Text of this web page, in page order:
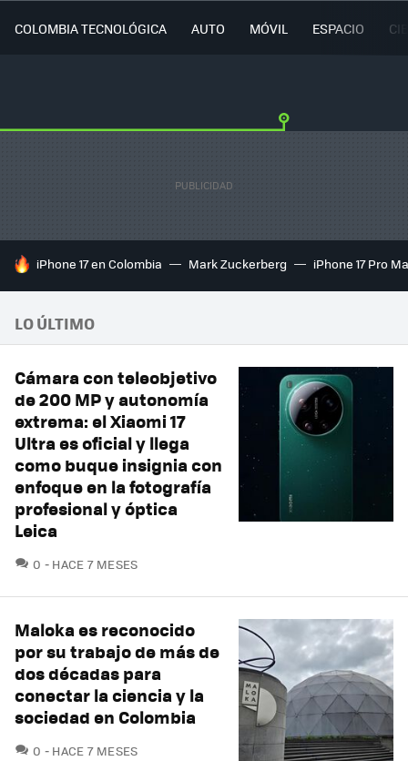
COLOMBIA TECNOLÓGICA AUTO MÓVIL ESPACIO
HOY SE HABLA DE
iPhone 17 en Colombia Mark Zuckerberg iPhone 17 Pro
LO ÚLTIMO
Cámara con teleobjetivo
de 200 MP y autonomía
extrema: el Xiaomi 17
Ultra es oficial y llega
como buque insignia con
enfoque en la fotografía
profesional y óptica
Leica
0 COMENTARIOS
HACE 7 MESES
Maloka es reconocido
por su trabajo de más de
dos décadas para
conectar la ciencia y la
sociedad en Colombia
0 COMENTARIOS
HACE 7 MESES